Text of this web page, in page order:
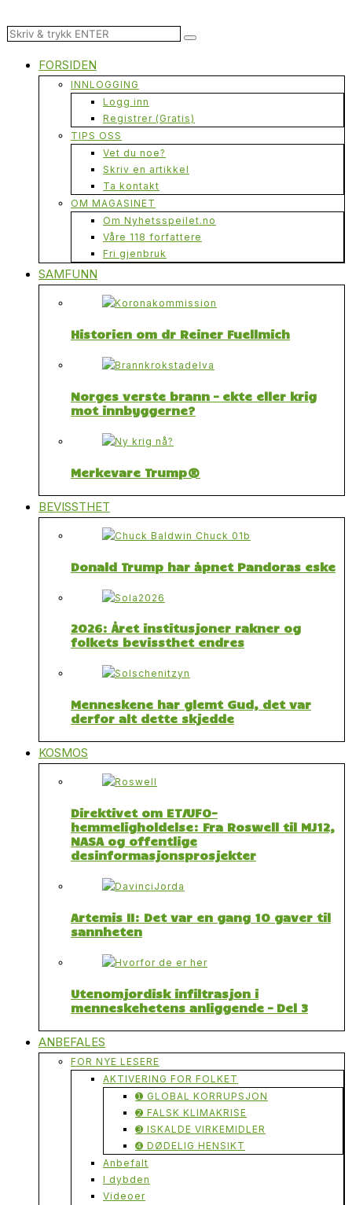
FORSIDEN
INNLOGGING
Logg inn
Registrer (Gratis)
TIPS OSS
Vet du noe?
Skriv en artikkel
Ta kontakt
OM MAGASINET
Om Nyhetsspeilet.no
Våre 118 forfattere
Fri gjenbruk
SAMFUNN
Historien om dr Reiner Fuellmich
Norges verste brann – ekte eller krig
mot innbyggerne?
Merkevare Trump®
BEVISSTHET
Donald Trump har åpnet Pandoras eske
2026: Året institusjoner rakner og
folkets bevissthet endres
Menneskene har glemt Gud, det var
derfor alt dette skjedde
KOSMOS
Direktivet om ET/UFO-
hemmeligholdelse: Fra Roswell til MJ12,
NASA og offentlige
desinformasjonsprosjekter
Artemis II: Det var en gang 10 gaver til
sannheten
Utenomjordisk infiltrasjon i
menneskehetens anliggende – Del 3
ANBEFALES
FOR NYE LESERE
AKTIVERING FOR FOLKET
➊ GLOBAL KORRUPSJON
➋ FALSK KLIMAKRISE
➌ ISKALDE VIRKEMIDLER
➍ DØDELIG HENSIKT
Anbefalt
I dybden
Videoer